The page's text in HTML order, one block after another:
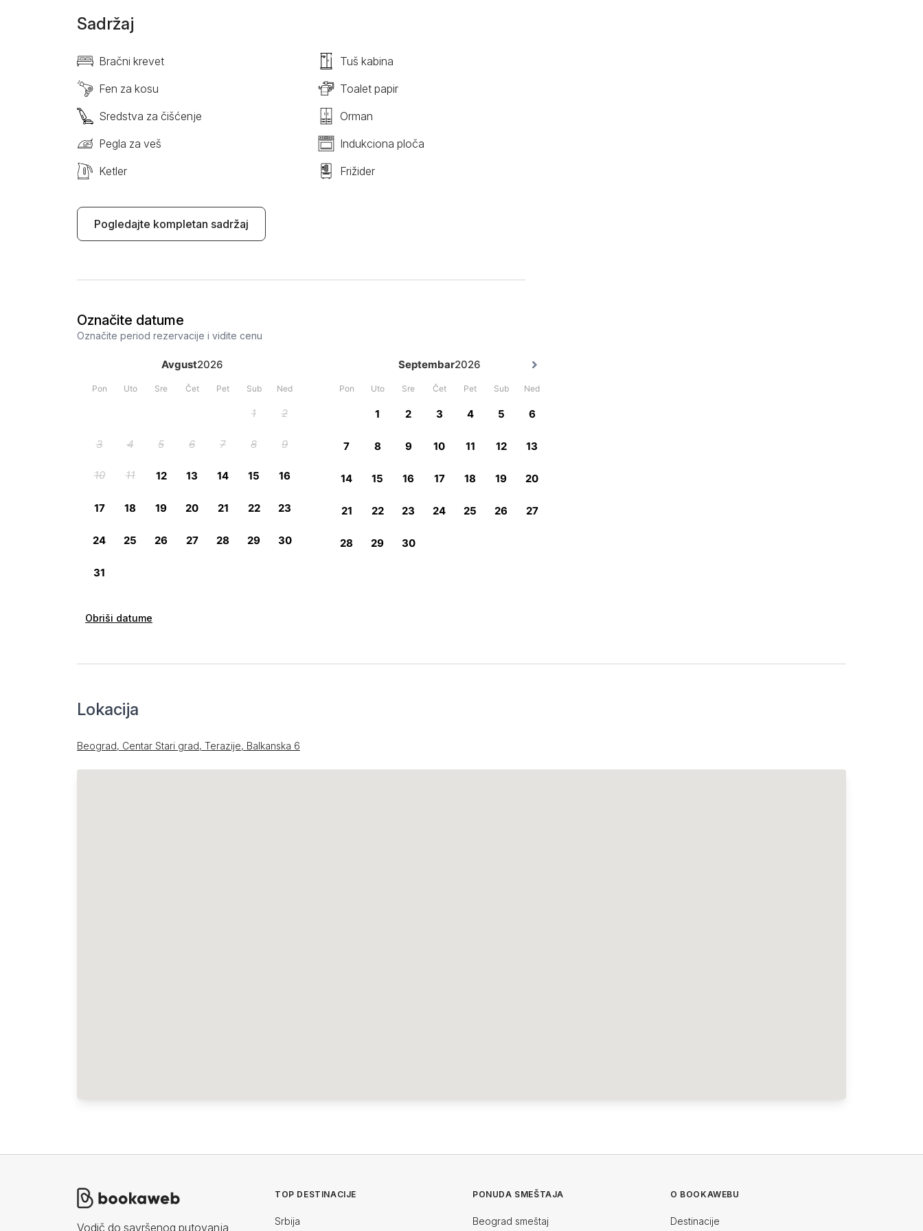
Sadržaj
Bračni krevet
Tuš kabina
Fen za kosu
Toalet papir
Sredstva za čišćenje
Orman
Pegla za veš
Indukciona ploča
Ketler
Frižider
Pogledajte kompletan sadržaj
Označite datume
Označite period rezervacije i vidite cenu
Obriši datume
Lokacija
Beograd, Centar Stari grad, Terazije, Balkanska 6
Vodič do savršenog putovanja
TOP DESTINACIJE
Srbija
PONUDA SMEŠTAJA
Beograd smeštaj
O BOOKAWEBU
Destinacije